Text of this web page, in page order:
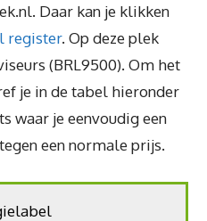
Daar kan je klikken
register. Op deze plek
(BRL9500). Om het
je in de tabel hieronder
waar je eenvoudig een
een normale prijs.